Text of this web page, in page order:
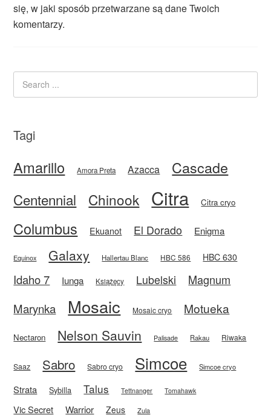
się, w jaki sposób przetwarzane są dane Twoich
komentarzy.
Tagi
Amarillo Amora Preta Azacca Cascade
Centennial Chinook Citra Citra cryo
Columbus Ekuanot El Dorado Enigma
Equinox Galaxy Hallertau Blanc HBC 586 HBC 630
Idaho 7 Iunga Książęcy Lubelski
Magnum
Marynka
Mosaic Mosaic cryo Motueka
Nectaron Nelson Sauvin Palisade Rakau Riwaka
Saaz Sabro Sabro cryo Simcoe Simcoe cryo
Strata Sybilla Talus Tettnanger Tomahawk
Vic Secret Warrior Zeus Zula